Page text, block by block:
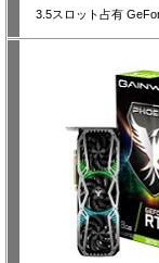
3.5スロット占有